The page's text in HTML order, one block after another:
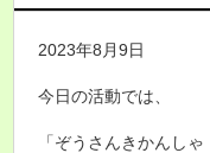
2023年8月9日
今日の活動では、
「ぞうさんきかんし